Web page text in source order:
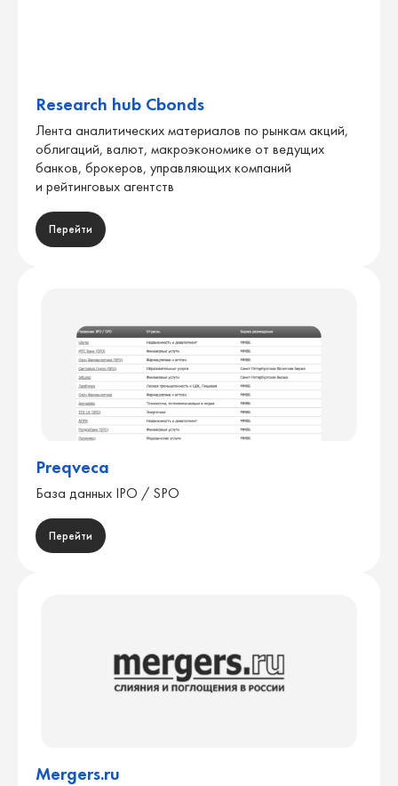
Research hub Cbonds
Лента аналитических материалов по рынкам акций,
облигаций, валют, макроэкономике от ведущих
банков, брокеров, управляющих компаний
и рейтинговых агентств
Перейти
Preqveca
База данных IPO / SPO
Перейти
Mergers.ru